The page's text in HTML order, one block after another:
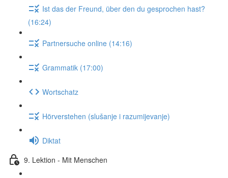
Ist das der Freund, über den du gesprochen hast?
(16:24)
Partnersuche online (14:16)
Grammatik (17:00)
Wortschatz
Hörverstehen (slušanje i razumijevanje)
Diktat
9. Lektion - Mit Menschen